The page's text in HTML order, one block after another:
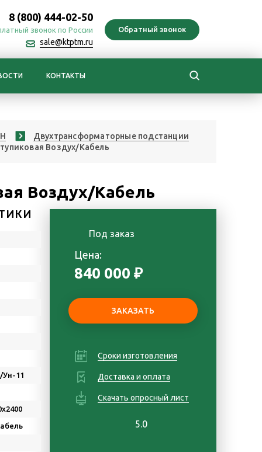
8 (800) 444-02-50
звонок по России
sale@ktptm.ru
КОНТАКТЫ
Двухтрансформаторные подстанции
Воздух/Кабель
Воздух/Кабель
11
Под заказ
Цена:
840 000 ₽
Сроки изготовления
Доставка и оплата
Скачать опросный лист
5.0